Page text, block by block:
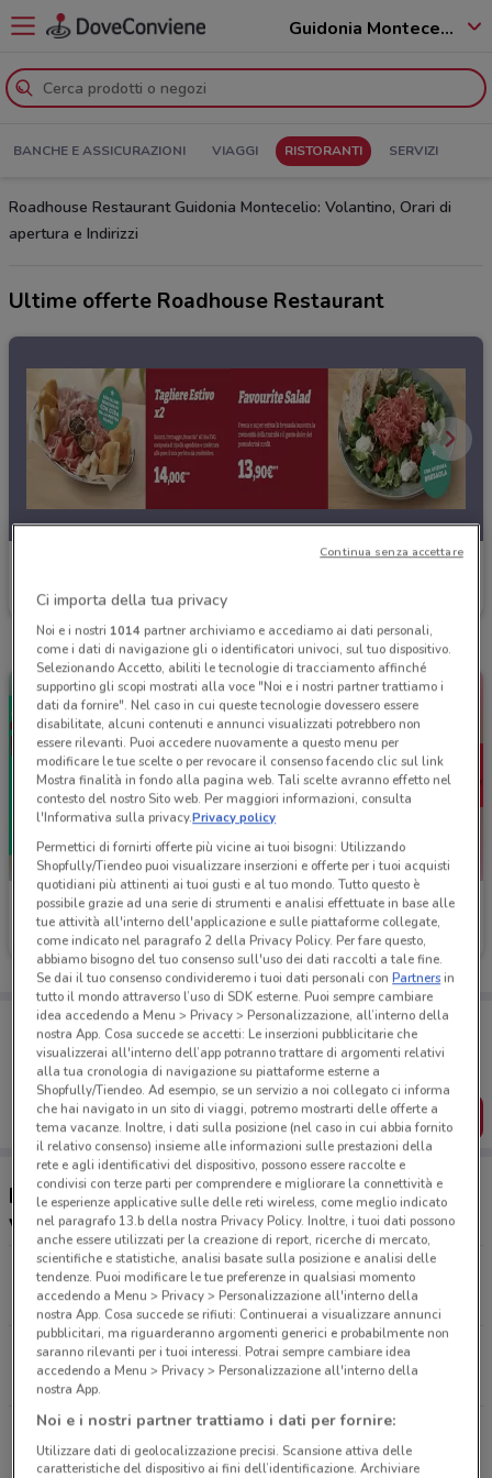
Guidonia Montecelio - 00010
BANCHE E ASSICURAZIONI VIAGGI RISTORANTI SERVIZI
Roadhouse Restaurant Guidonia Montecelio: Volantino, Orari di
apertura e Indirizzi
Ultime offerte Roadhouse Restaurant
Scade il 18/08
Roadhouse Restaurant
Scade il 18/08 12.5 km
Roadhouse Restaurant
Scade il 18/08
Porta DoveConviene sempre con te!
Puoi trovare le migliori offerte dei negozi vicino a te,
salvarle e creare la tua lista del risparmio, comodamente
dal tuo cellulare.
SCARICA L’APP
Ristoranti Roadhouse Restaurant nelle
vicinanze
Via Tiburtina, 1229 Roma
12.5 km
CHIUSO
Via Aristide Merloni, 141 Roma
16.2 km
CHIUSO
Via Salaria, 1350 Roma
17.1 km
CHIUSO
Ci importa della tua privacy
Noi e i nostri 1014partner archiviamo e accediamo ai dati personali,
come i dati di navigazione gli o identificatori univoci, sul tuo dispositivo.
Selezionando Accetto, abiliti le tecnologie di tracciamento affinché
supportino gli scopi mostrati alla voce "Noi e i nostri partner trattiamo i
dati da fornire". Nel caso in cui queste tecnologie dovessero essere
disabilitate, alcuni contenuti e annunci visualizzati potrebbero non
essere rilevanti. Puoi accedere nuovamente a questo menu per
modificare le tue scelte o per revocare il consenso facendo clic sul link
Mostra finalità in fondo alla pagina web. Tali scelte avranno effetto nel
contesto del nostro Sito web. Per maggiori informazioni, consulta
l'Informativa sulla privacy.Privacy policy
Permettici di fornirti offerte più vicine ai tuoi bisogni: Utilizzando
Shopfully/Tiendeo puoi visualizzare inserzioni e offerte per i tuoi acquisti
quotidiani più attinenti ai tuoi gusti e al tuo mondo. Tutto questo è
possibile grazie ad una serie di strumenti e analisi effettuate in base alle
tue attività all'interno dell'applicazione e sulle piattaforme collegate,
come indicato nel paragrafo 2 della Privacy Policy. Per fare questo,
abbiamo bisogno del tuo consenso sull'uso dei dati raccolti a tale fine.
Se dai il tuo consenso condivideremo i tuoi dati personali conPartnersin
tutto il mondo attraverso l’uso di SDK esterne. Puoi sempre cambiare
idea accedendo a Menu > Privacy > Personalizzazione, all’interno della
nostra App. Cosa succede se accetti: Le inserzioni pubblicitarie che
visualizzerai all'interno dell’app potranno trattare di argomenti relativi
alla tua cronologia di navigazione su piattaforme esterne a
Shopfully/Tiendeo. Ad esempio, se un servizio a noi collegato ci informa
che hai navigato in un sito di viaggi, potremo mostrarti delle offerte a
tema vacanze. Inoltre, i dati sulla posizione (nel caso in cui abbia fornito
il relativo consenso) insieme alle informazioni sulle prestazioni della
rete e agli identificativi del dispositivo, possono essere raccolte e
condivisi con terze parti per comprendere e migliorare la connettività e
le esperienze applicative sulle delle reti wireless, come meglio indicato
nel paragrafo 13.b della nostra Privacy Policy. Inoltre, i tuoi dati possono
anche essere utilizzati per la creazione di report, ricerche di mercato,
scientifiche e statistiche, analisi basate sulla posizione e analisi delle
tendenze. Puoi modificare le tue preferenze in qualsiasi momento
accedendo a Menu > Privacy > Personalizzazione all'interno della
nostra App. Cosa succede se rifiuti: Continuerai a visualizzare annunci
pubblicitari, ma riguarderanno argomenti generici e probabilmente non
saranno rilevanti per i tuoi interessi. Potrai sempre cambiare idea
accedendo a Menu > Privacy > Personalizzazione all'interno della
nostra App.
Noi e i nostri partner trattiamo i dati per fornire:
Utilizzare dati di geolocalizzazione precisi. Scansione attiva delle
caratteristiche del dispositivo ai fini dell’identificazione. Archiviare
Continua senza accettare